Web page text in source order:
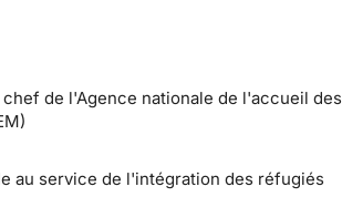
de l'Agence nationale de l'accueil des
au service de l'intégration des réfugiés